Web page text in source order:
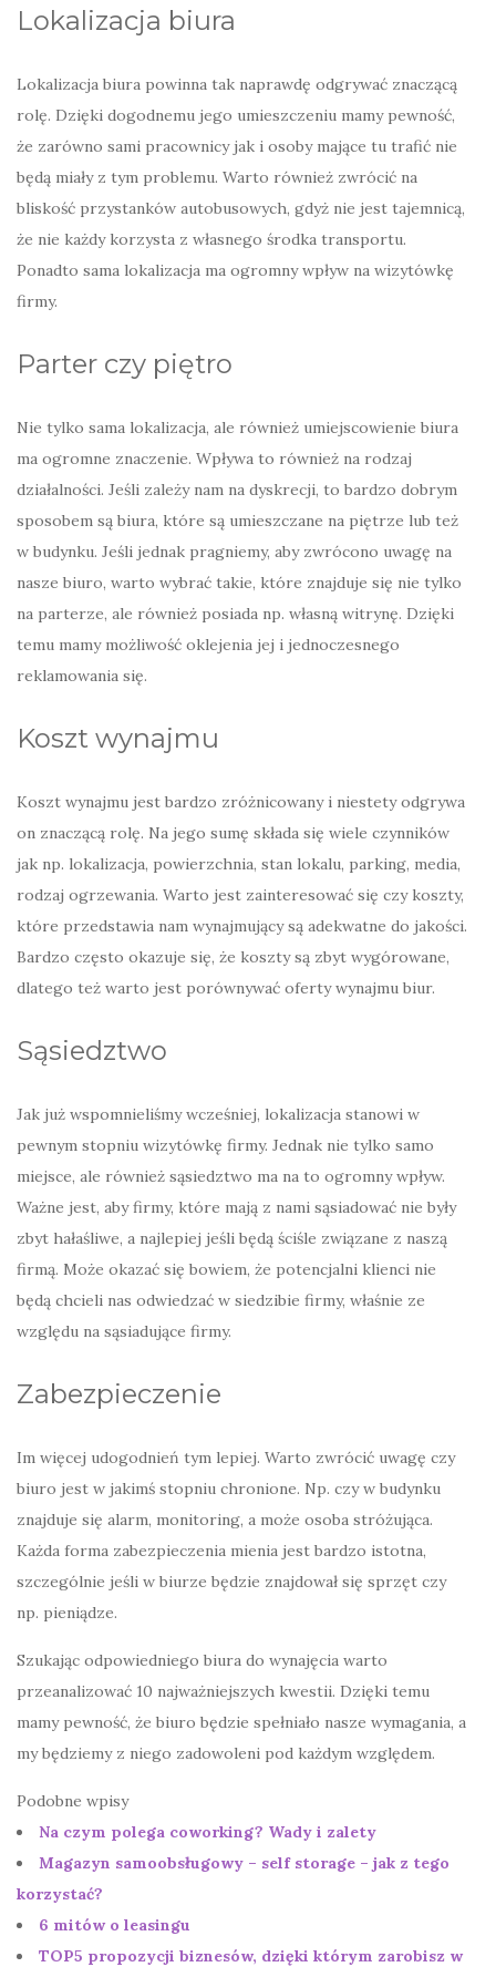
Lokalizacja biura
Lokalizacja biura powinna tak naprawdę odgrywać znaczącą
rolę. Dzięki dogodnemu jego umieszczeniu mamy pewność,
że zarówno sami pracownicy jak i osoby mające tu trafić nie
będą miały z tym problemu. Warto również zwrócić na
bliskość przystanków autobusowych, gdyż nie jest tajemnicą,
że nie każdy korzysta z własnego środka transportu.
Ponadto sama lokalizacja ma ogromny wpływ na wizytówkę
firmy.
Parter czy piętro
Nie tylko sama lokalizacja, ale również umiejscowienie biura
ma ogromne znaczenie. Wpływa to również na rodzaj
działalności. Jeśli zależy nam na dyskrecji, to bardzo dobrym
sposobem są biura, które są umieszczane na piętrze lub też
w budynku. Jeśli jednak pragniemy, aby zwrócono uwagę na
nasze biuro, warto wybrać takie, które znajduje się nie tylko
na parterze, ale również posiada np. własną witrynę. Dzięki
temu mamy możliwość oklejenia jej i jednoczesnego
reklamowania się.
Koszt wynajmu
Koszt wynajmu jest bardzo zróżnicowany i niestety odgrywa
on znaczącą rolę. Na jego sumę składa się wiele czynników
jak np. lokalizacja, powierzchnia, stan lokalu, parking, media,
rodzaj ogrzewania. Warto jest zainteresować się czy koszty,
które przedstawia nam wynajmujący są adekwatne do jakości.
Bardzo często okazuje się, że koszty są zbyt wygórowane,
dlatego też warto jest porównywać oferty wynajmu biur.
Sąsiedztwo
Jak już wspomnieliśmy wcześniej, lokalizacja stanowi w
pewnym stopniu wizytówkę firmy. Jednak nie tylko samo
miejsce, ale również sąsiedztwo ma na to ogromny wpływ.
Ważne jest, aby firmy, które mają z nami sąsiadować nie były
zbyt hałaśliwe, a najlepiej jeśli będą ściśle związane z naszą
firmą. Może okazać się bowiem, że potencjalni klienci nie
będą chcieli nas odwiedzać w siedzibie firmy, właśnie ze
względu na sąsiadujące firmy.
Zabezpieczenie
Im więcej udogodnień tym lepiej. Warto zwrócić uwagę czy
biuro jest w jakimś stopniu chronione. Np. czy w budynku
znajduje się alarm, monitoring, a może osoba stróżująca.
Każda forma zabezpieczenia mienia jest bardzo istotna,
szczególnie jeśli w biurze będzie znajdował się sprzęt czy
np. pieniądze.
Szukając odpowiedniego biura do wynajęcia warto
przeanalizować 10 najważniejszych kwestii. Dzięki temu
mamy pewność, że biuro będzie spełniało nasze wymagania, a
my będziemy z niego zadowoleni pod każdym względem.
Podobne wpisy
Na czym polega coworking? Wady i zalety
Magazyn samoobsługowy – self storage – jak z tego
korzystać?
6 mitów o leasingu
TOP5 propozycji biznesów, dzięki którym zarobisz w